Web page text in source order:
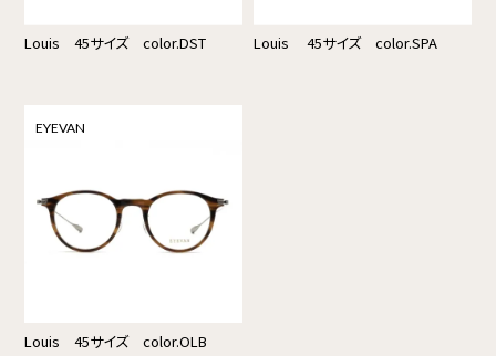
Louis 45サイズ color.DST Louis 45サイズ color.SPA
EYEVAN
Louis 45サイズ color.OLB